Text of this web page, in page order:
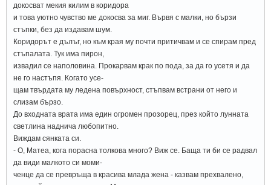
докосват мекия килим в коридора
и това уютно чувство ме докосва за миг. Вървя с малки, но бързи
стъпки, без да издавам шум.
Коридорът е дълъг, но към края му почти притичвам и се спирам пред
стъпалата. Тук има пирон,
извадил се наполовина. Прокарвам крак по пода, за да го усетя и да
не го настъпя. Когато усе-
щам твърдата му ледена повърхност, стъпвам встрани от него и
слизам бързо.
До входната врата има един огромен прозорец, през който лунната
светлина наднича любопитно.
Виждам сянката си.
- О, Матеа, кога порасна толкова много? Виж се. Баща ти би се радвал
да види малкото си моми-
ченце да се превръща в красива млада жена - казвам прехвалено,